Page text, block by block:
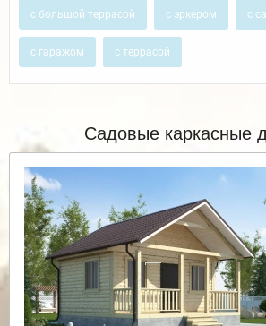
с большой террасой с эркером с
с гаражом с террасой
Садовые каркасные